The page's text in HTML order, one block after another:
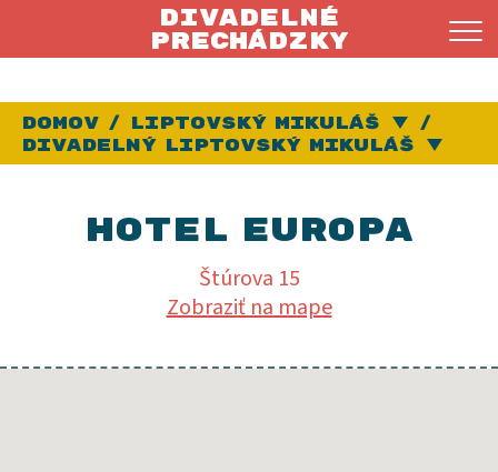
Divadelné
prechádzky
Domov Liptovský Mikuláš
Divadelný Liptovský Mikuláš
Hotel Europa
Hotel
Štúrova 15
Zobraziť na mape